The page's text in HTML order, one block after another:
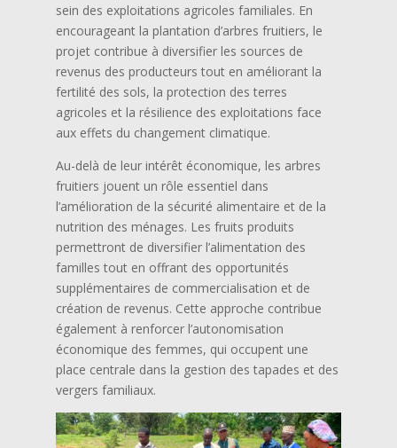
sein des exploitations agricoles familiales. En
encourageant la plantation d’arbres fruitiers, le
projet contribue à diversifier les sources de
revenus des producteurs tout en améliorant la
fertilité des sols, la protection des terres
agricoles et la résilience des exploitations face
aux effets du changement climatique.
Au-delà de leur intérêt économique, les arbres
fruitiers jouent un rôle essentiel dans
l’amélioration de la sécurité alimentaire et de la
nutrition des ménages. Les fruits produits
permettront de diversifier l’alimentation des
familles tout en offrant des opportunités
supplémentaires de commercialisation et de
création de revenus. Cette approche contribue
également à renforcer l’autonomisation
économique des femmes, qui occupent une
place centrale dans la gestion des tapades et des
vergers familiaux.